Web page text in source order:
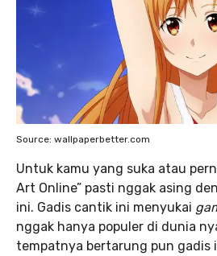
Source: wallpaperbetter.com
Untuk kamu yang suka atau
Art Online” pasti nggak asing
ini. Gadis cantik ini menyukai
nggak hanya populer di dunia
tempatnya bertarung pun gadis